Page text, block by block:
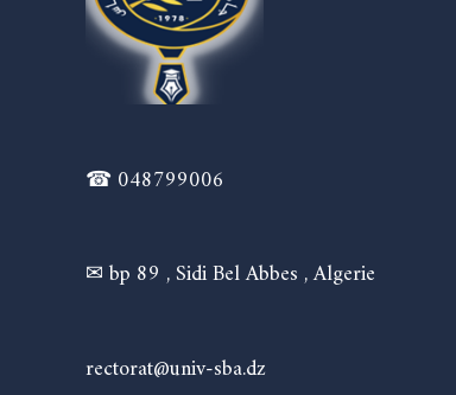
☎ 048799006
✉ bp 89 , Sidi Bel Abbes , Algerie
rectorat@univ-sba.dz